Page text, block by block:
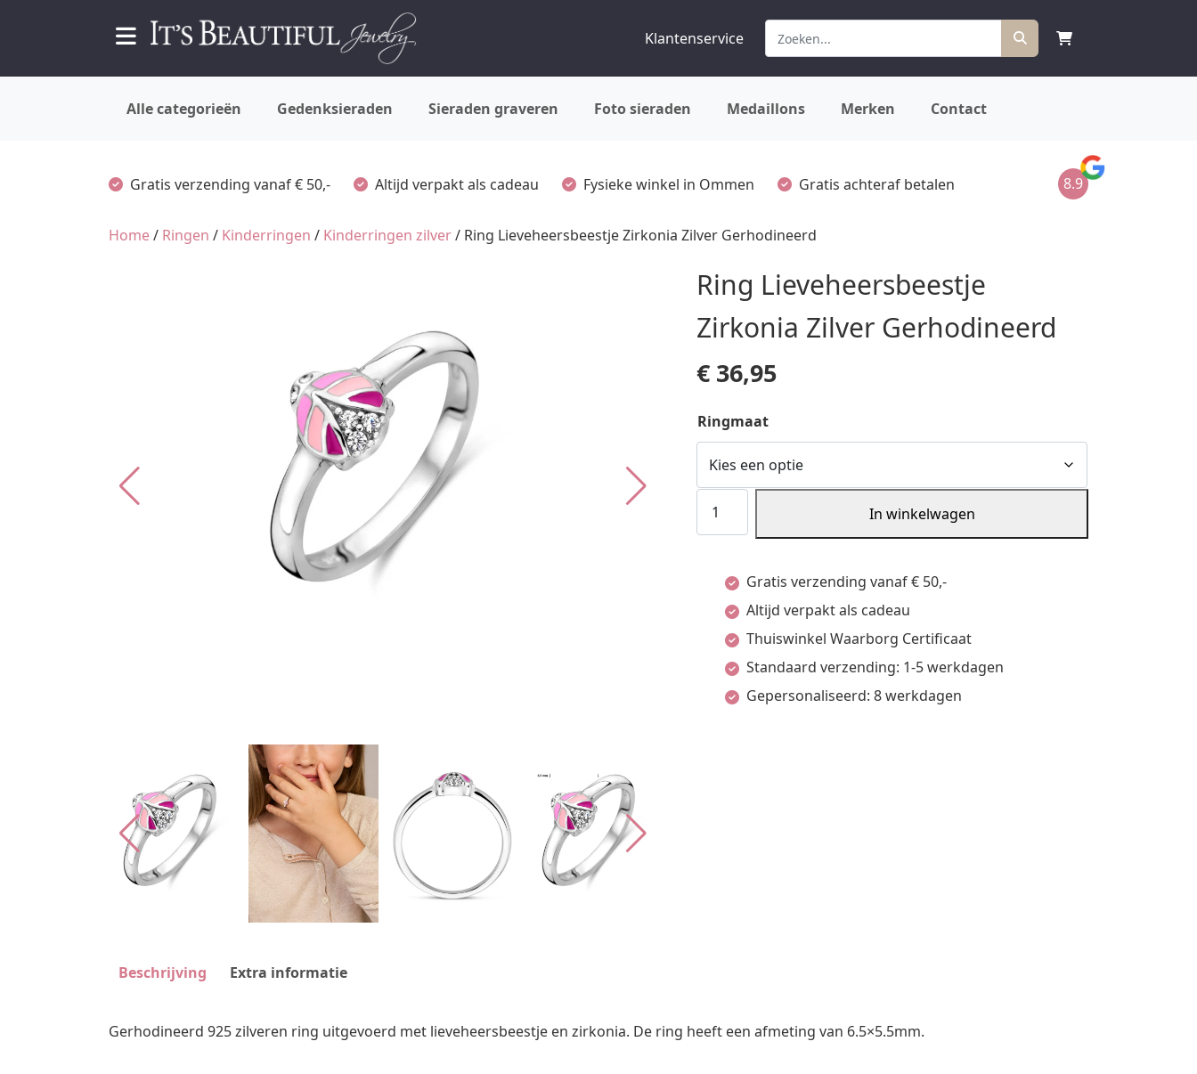
Klantenservice
Alle categorieën Gedenksieraden Sieraden graveren Foto sieraden Medaillons Merken Contact
Gratis verzending vanaf € 50,- Altijd verpakt als cadeau Fysieke winkel in Ommen Gratis achteraf betalen 8.9
Home/ Ringen / Kinderringen / Kinderringen zilver/ Ring Lieveheersbeestje Zirkonia Zilver Gerhodineerd
Ring Lieveheersbeestje
Zirkonia Zilver Gerhodineerd
€ 36,95
Ringmaat
Ring
Lieveheersbeestje
Zilver
Gerhodineerd
aantal
In winkelwagen
Gratis verzending vanaf € 50,-
Altijd verpakt als cadeau
Thuiswinkel Waarborg Certificaat
Standaard verzending: 1-5 werkdagen
Gepersonaliseerd: 8 werkdagen
Beschrijving Extra informatie
Gerhodineerd 925 zilveren ring uitgevoerd met lieveheersbeestje en zirkonia. De ring heeft een afmeting van 6.5×5.5mm.